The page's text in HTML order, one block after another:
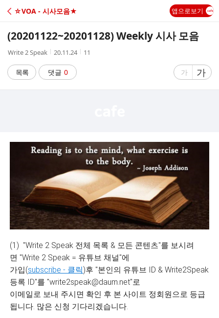
C
A
☆VOA - 시사모음★ 앱으로보기
(20201122~20201128) Weekly 시사 모음
작
자
Write 2 Speak
작
시
간
20.11.24
조
11
목록 댓글 0
글
게
가
글
자
게
가
(1) "Write 2 Speak 전체 목록 & 모든 콘텐츠"를 보시려
면 "Write 2 Speak = 유튜브 채널"에
가입(subscribe - 클릭)후 "본인의 유튜브 ID & Write2Speak
등록 ID"를 "write2speak@daum.net"로
이메일로 보내 주시면 확인 후 본 사이트 정회원으로 등급
됩니다. 많은 신청 기다리겠습니다.